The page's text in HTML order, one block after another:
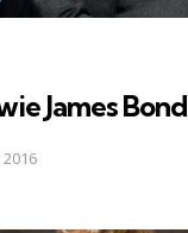
James Bond